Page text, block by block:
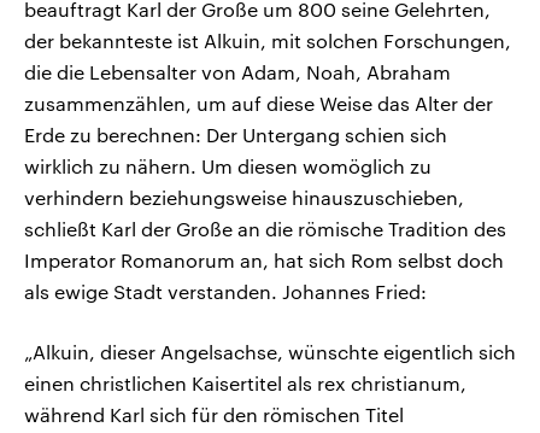
beauftragt Karl der Große um 800 seine Gelehrten,
der bekannteste ist Alkuin, mit solchen Forschungen,
die die Lebensalter von Adam, Noah, Abraham
zusammenzählen, um auf diese Weise das Alter der
Erde zu berechnen: Der Untergang schien sich
wirklich zu nähern. Um diesen womöglich zu
verhindern beziehungsweise hinauszuschieben,
schließt Karl der Große an die römische Tradition des
Imperator Romanorum an, hat sich Rom selbst doch
als ewige Stadt verstanden. Johannes Fried:
„Alkuin, dieser Angelsachse, wünschte eigentlich sich
einen christlichen Kaisertitel als rex christianum,
während Karl sich für den römischen Titel